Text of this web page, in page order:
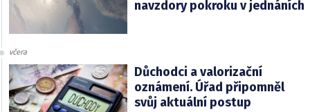
navzdory pokroku v jednáních
včera
Důchodci a valorizační
oznámení. Úřad připomněl
svůj aktuální postup